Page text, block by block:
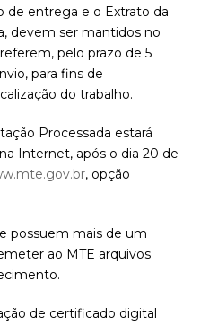
de entrega e o Extrato da
devem ser mantidos no
pelo prazo de 5
para fins de
do trabalho.
Processada estará
Internet, após o dia 20 de
, opção
possuem mais de um
ao MTE arquivos
de certificado digital